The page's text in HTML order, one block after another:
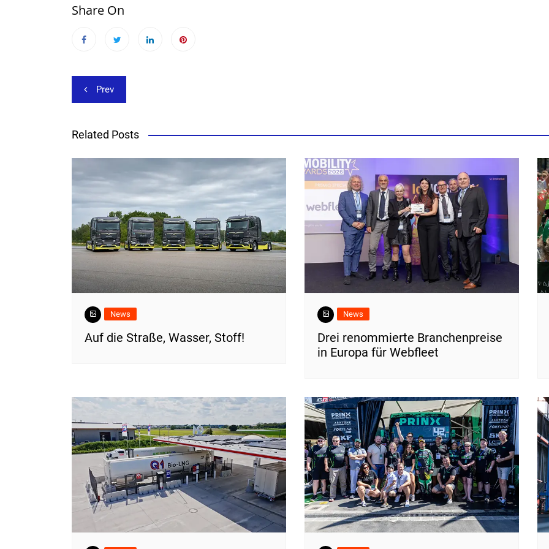
Share On
Beitragsnavigation
Prev
Related Posts
News
​Auf die Straße, Wasser, Stoff!
News
Drei renommierte Branchenpreise
in Europa für Webfleet